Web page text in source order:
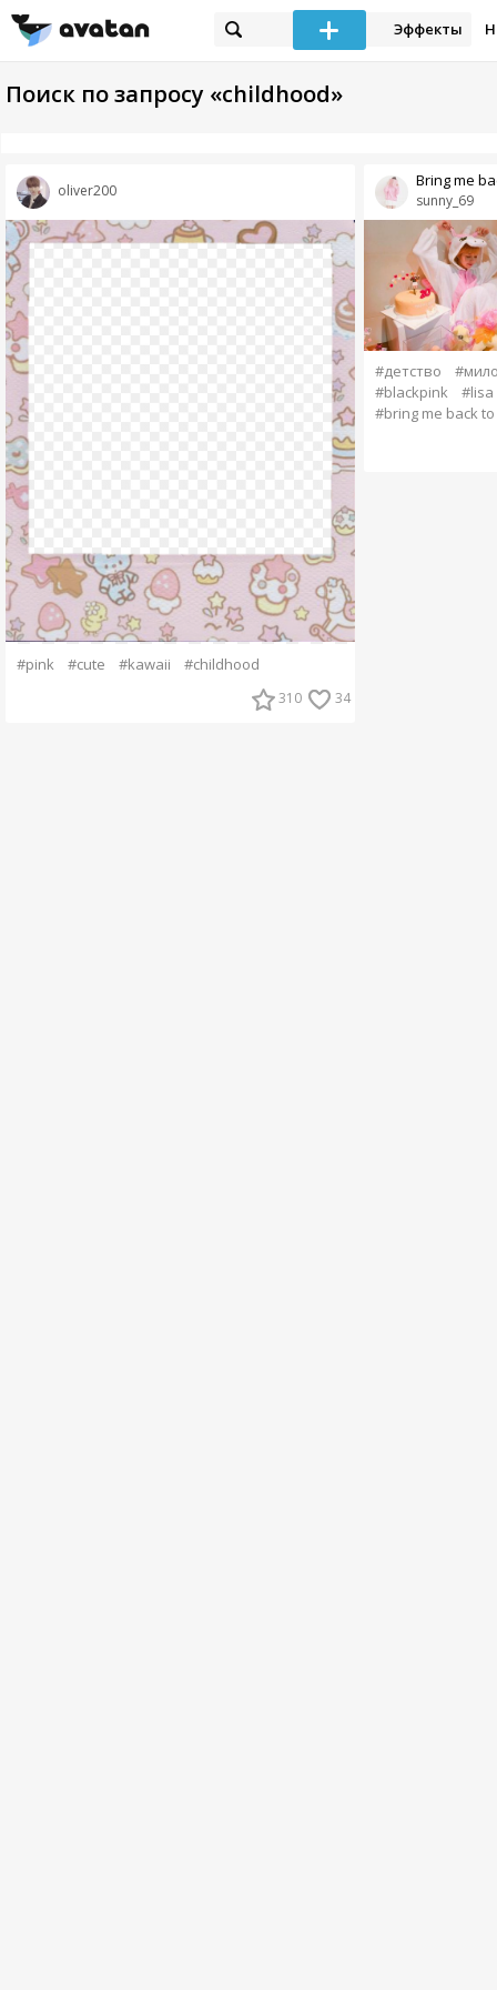
Эффекты
Поиск по запросу «childhood»
oliver200
#pink #cute #kawaii #childhood
310 34
sunny_69
Bring me
#детство
#blackpink
#lisa
#bring me back